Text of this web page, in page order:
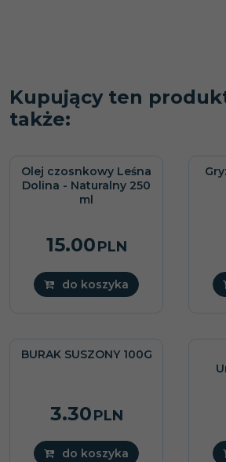
Kupujący ten
także:
NOWOŚĆ
Olej czosnkowy Leśna
Dolina - Naturalny 250
ml
15.00PLN
do koszyka
BURAK SUSZONY 100G
3.30PLN
do koszyka